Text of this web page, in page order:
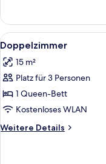
Alle
Fotos
für
Doppelzimmer
anzeigen
7
Doppelzimmer
15 m²
Platz für 3 Personen
1 Queen-Bett
Kostenloses WLAN
Weitere Details
Weitere